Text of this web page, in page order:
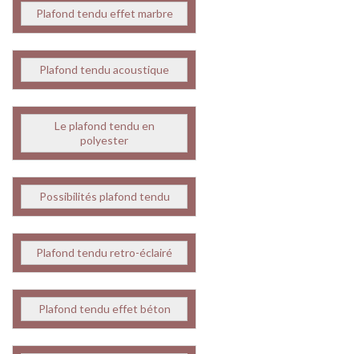
Plafond tendu effet marbre
Plafond tendu acoustique
Le plafond tendu en
polyester
Possibilités plafond tendu
Plafond tendu retro-éclairé
Plafond tendu effet béton